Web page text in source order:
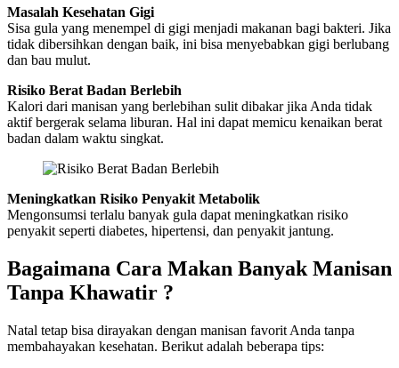
Masalah Kesehatan Gigi
Sisa gula yang menempel di gigi menjadi makanan bagi bakteri. Jika
tidak dibersihkan dengan baik, ini bisa menyebabkan gigi berlubang
dan bau mulut.
Risiko Berat Badan Berlebih
Kalori dari manisan yang berlebihan sulit dibakar jika Anda tidak
aktif bergerak selama liburan. Hal ini dapat memicu kenaikan berat
badan dalam waktu singkat.
Meningkatkan Risiko Penyakit Metabolik
Mengonsumsi terlalu banyak gula dapat meningkatkan risiko
penyakit seperti diabetes, hipertensi, dan penyakit jantung.
Bagaimana Cara Makan Banyak Manisan
Tanpa Khawatir ?
Natal tetap bisa dirayakan dengan manisan favorit Anda tanpa
membahayakan kesehatan. Berikut adalah beberapa tips: